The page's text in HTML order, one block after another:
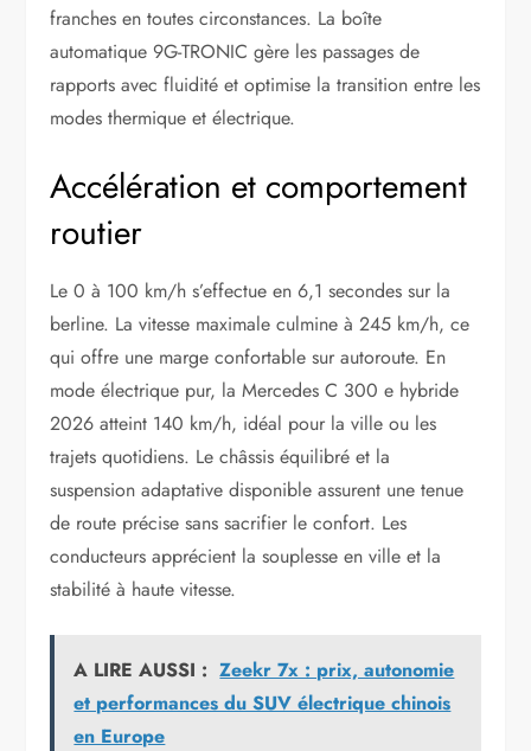
franches en toutes circonstances. La boîte
automatique 9G-TRONIC gère les passages de
rapports avec fluidité et optimise la transition entre les
modes thermique et électrique.
Accélération et comportement
routier
Le 0 à 100 km/h s’effectue en 6,1 secondes sur la
berline. La vitesse maximale culmine à 245 km/h, ce
qui offre une marge confortable sur autoroute. En
mode électrique pur, la Mercedes C 300 e hybride
2026 atteint 140 km/h, idéal pour la ville ou les
trajets quotidiens. Le châssis équilibré et la
suspension adaptative disponible assurent une tenue
de route précise sans sacrifier le confort. Les
conducteurs apprécient la souplesse en ville et la
stabilité à haute vitesse.
A LIRE AUSSI : Zeekr 7x : prix, autonomie
et performances du SUV électrique chinois
en Europe